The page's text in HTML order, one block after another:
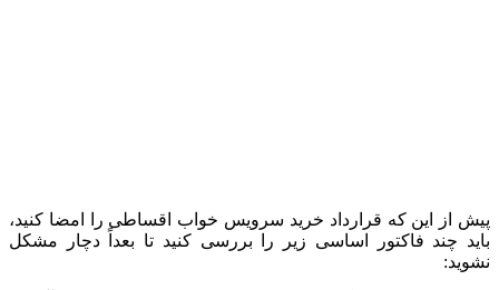
پیش از این که قرارداد خرید سرویس خواب اقساطی را امضا کنید،
باید چند فاکتور اساسی زیر را بررسی کنید تا بعداً دچار مشکل
نشوید: